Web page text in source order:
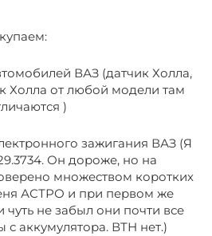
ВАЗ (датчик Холла,
Холла от любой модели там
)
зажигания ВАЗ (Я
Он дороже, но на
множеством коротких
АСТРО и при первом же
чуть не забыл они почти все
с аккумулятора. ВТН нет.)